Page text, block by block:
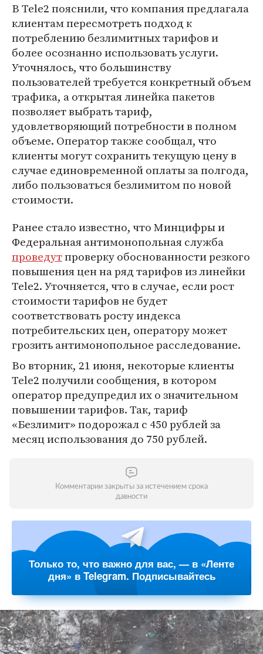
В Tele2 пояснили, что компания предлагала
клиентам пересмотреть подход к
потреблению безлимитных тарифов и
более осознанно использовать услуги.
Уточнялось, что большинству
пользователей требуется конкретный объем
трафика, а открытая линейка пакетов
позволяет выбрать тариф,
удовлетворяющий потребности в полном
объеме. Оператор также сообщал, что
клиенты могут сохранить текущую цену в
случае единовременной оплаты за полгода,
либо пользоваться безлимитом по новой
стоимости.
Ранее стало известно, что Минцифры и
Федеральная антимонопольная служба
проведутпроверку обоснованности резкого
повышения цен на ряд тарифов из линейки
Tele2. Уточняется, что в случае, если рост
стоимости тарифов не будет
соответствовать росту индекса
потребительских цен, оператору может
грозить антимонопольное расследование.
Во вторник, 21 июня, некоторые клиенты
Tele2 получили сообщения, в котором
оператор предупредил их о значительном
повышении тарифов. Так, тариф
«Безлимит» подорожал с 450 рублей за
месяц использования до 750 рублей.
Комментарии закрыты за истечением срока
давности
Только то, что важно для вас, — в «Ленте
дня» в Telegram. Подписывайтесь